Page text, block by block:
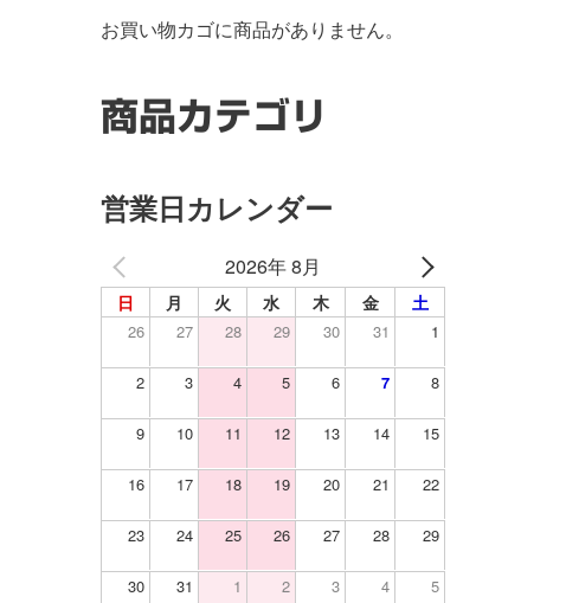
お買い物カゴに商品がありません。
商品カテゴリ
営業日カレンダー
2026年 8月
日 月 火 水 木 金 土
26 27 28 29 30 31 1
2 3 4 5 6 7 8
9 10 11 12 13 14 15
16 17 18 19 20 21 22
23 24 25 26 27 28 29
30 31 1 2 3 4 5